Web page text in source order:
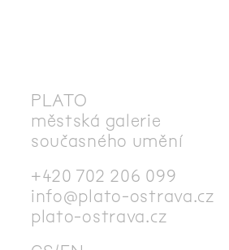
PLATO
městská galerie
současného umění
+420 702 206 099
info@plato-ostrava.cz
plato-ostrava.cz